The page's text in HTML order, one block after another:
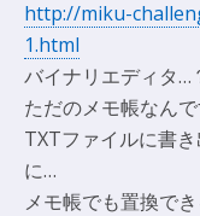
http://miku-
1.html
バイナリエディタ…
ただのメモ帳なんで
TXTファイルに書
に…
メモ帳でも置換でき